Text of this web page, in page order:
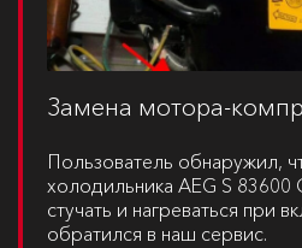
Замена мотора-
Пользователь обнаружил,
холодильника AEG S 83600
стучать и нагреваться при
обратился в наш сервис.